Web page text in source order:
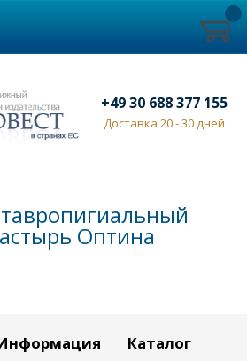
+49 30 688 377 155
Доставка 20 - 30 дней
Оптина
Каталог